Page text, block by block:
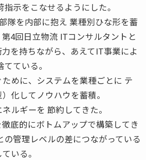
示をこなせるようにした。
隊を内部に抱え 業種別ひな形を蓄
4回日立物流 ITコンサルタントと
を持ちながら、あえてIT事業によ
ている。
めに、システムを業種ごとに テ
化してノウハウを蓄積。
ルギーを 節約してきた。
底的にボトムアップで構築してき
の管理レベルの差につながっている
いる。